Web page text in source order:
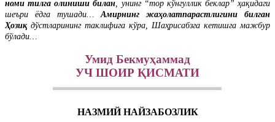
номи тилга олиниши билан , унинг “тор кўнгуллик беклар” ҳақидаги
шеъри ёдга тушади…
Амирнинг жаҳолатпарастлигини билган
Ҳозиқдўстларининг таклифига кўра, Шаҳрисабзга кетишга мажбур
бўлади…
Умид Бекмуҳаммад
УЧ ШОИР ҚИСМАТИ
НАЗМИЙ НАЙЗАБОЗЛИК